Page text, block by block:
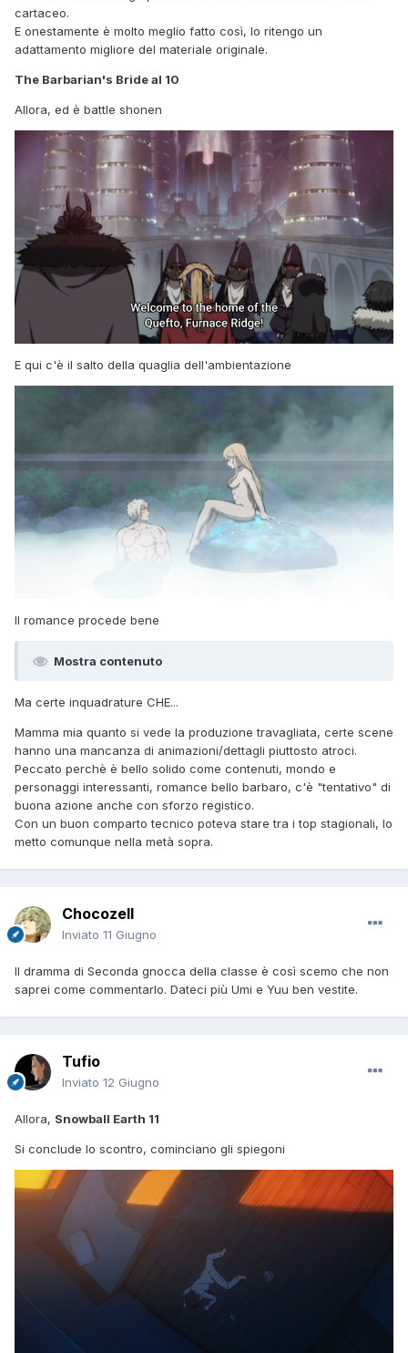
cartaceo.
E onestamente è molto meglio fatto così, lo ritengo un
adattamento migliore del materiale originale.
The Barbarian's Bride al 10
Allora, ed è battle shonen
E qui c'è il salto della quaglia dell'ambientazione
Il romance procede bene
Mostra contenuto
Ma certe inquadrature CHE...
Mamma mia quanto si vede la produzione travagliata, certe scene
hanno una mancanza di animazioni/dettagli piuttosto atroci.
Peccato perchè è bello solido come contenuti, mondo e
personaggi interessanti, romance bello barbaro, c'è "tentativo" di
buona azione anche con sforzo registico.
Con un buon comparto tecnico poteva stare tra i top stagionali, lo
metto comunque nella metà sopra.
Chocozell
Inviato 11 Giugno
Il dramma di Seconda gnocca della classe è così scemo che non
saprei come commentarlo. Dateci più Umi e Yuu ben vestite.
Tufio
Inviato 12 Giugno
Allora, Snowball Earth 11
Si conclude lo scontro, cominciano gli spiegoni